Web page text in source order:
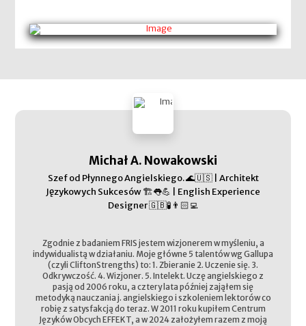
Michał A. Nowakowski
Szef od Płynnego Angielskiego. 🌊🇺🇸 | Architekt
Językowych Sukcesów 🏗️👅💪 | English Experience
Designer 🇬🇧🧪👨🏻‍💻
Zgodnie z badaniem FRIS jestem wizjonerem w myśleniu, a
indywidualistą w działaniu. Moje główne 5 talentów wg Gallupa
(czyli CliftonStrengths) to: 1. Zbieranie 2. Uczenie się. 3.
Odkrywczość. 4. Wizjoner. 5. Intelekt. Uczę angielskiego z
pasją od 2006 roku, a cztery lata później zająłem się
metodyką nauczania j. angielskiego i szkoleniem lektorów co
robię z satysfakcją do teraz. W 2011 roku kupiłem Centrum
Języków Obcych EFFEKT, a w 2024 założyłem razem z moją